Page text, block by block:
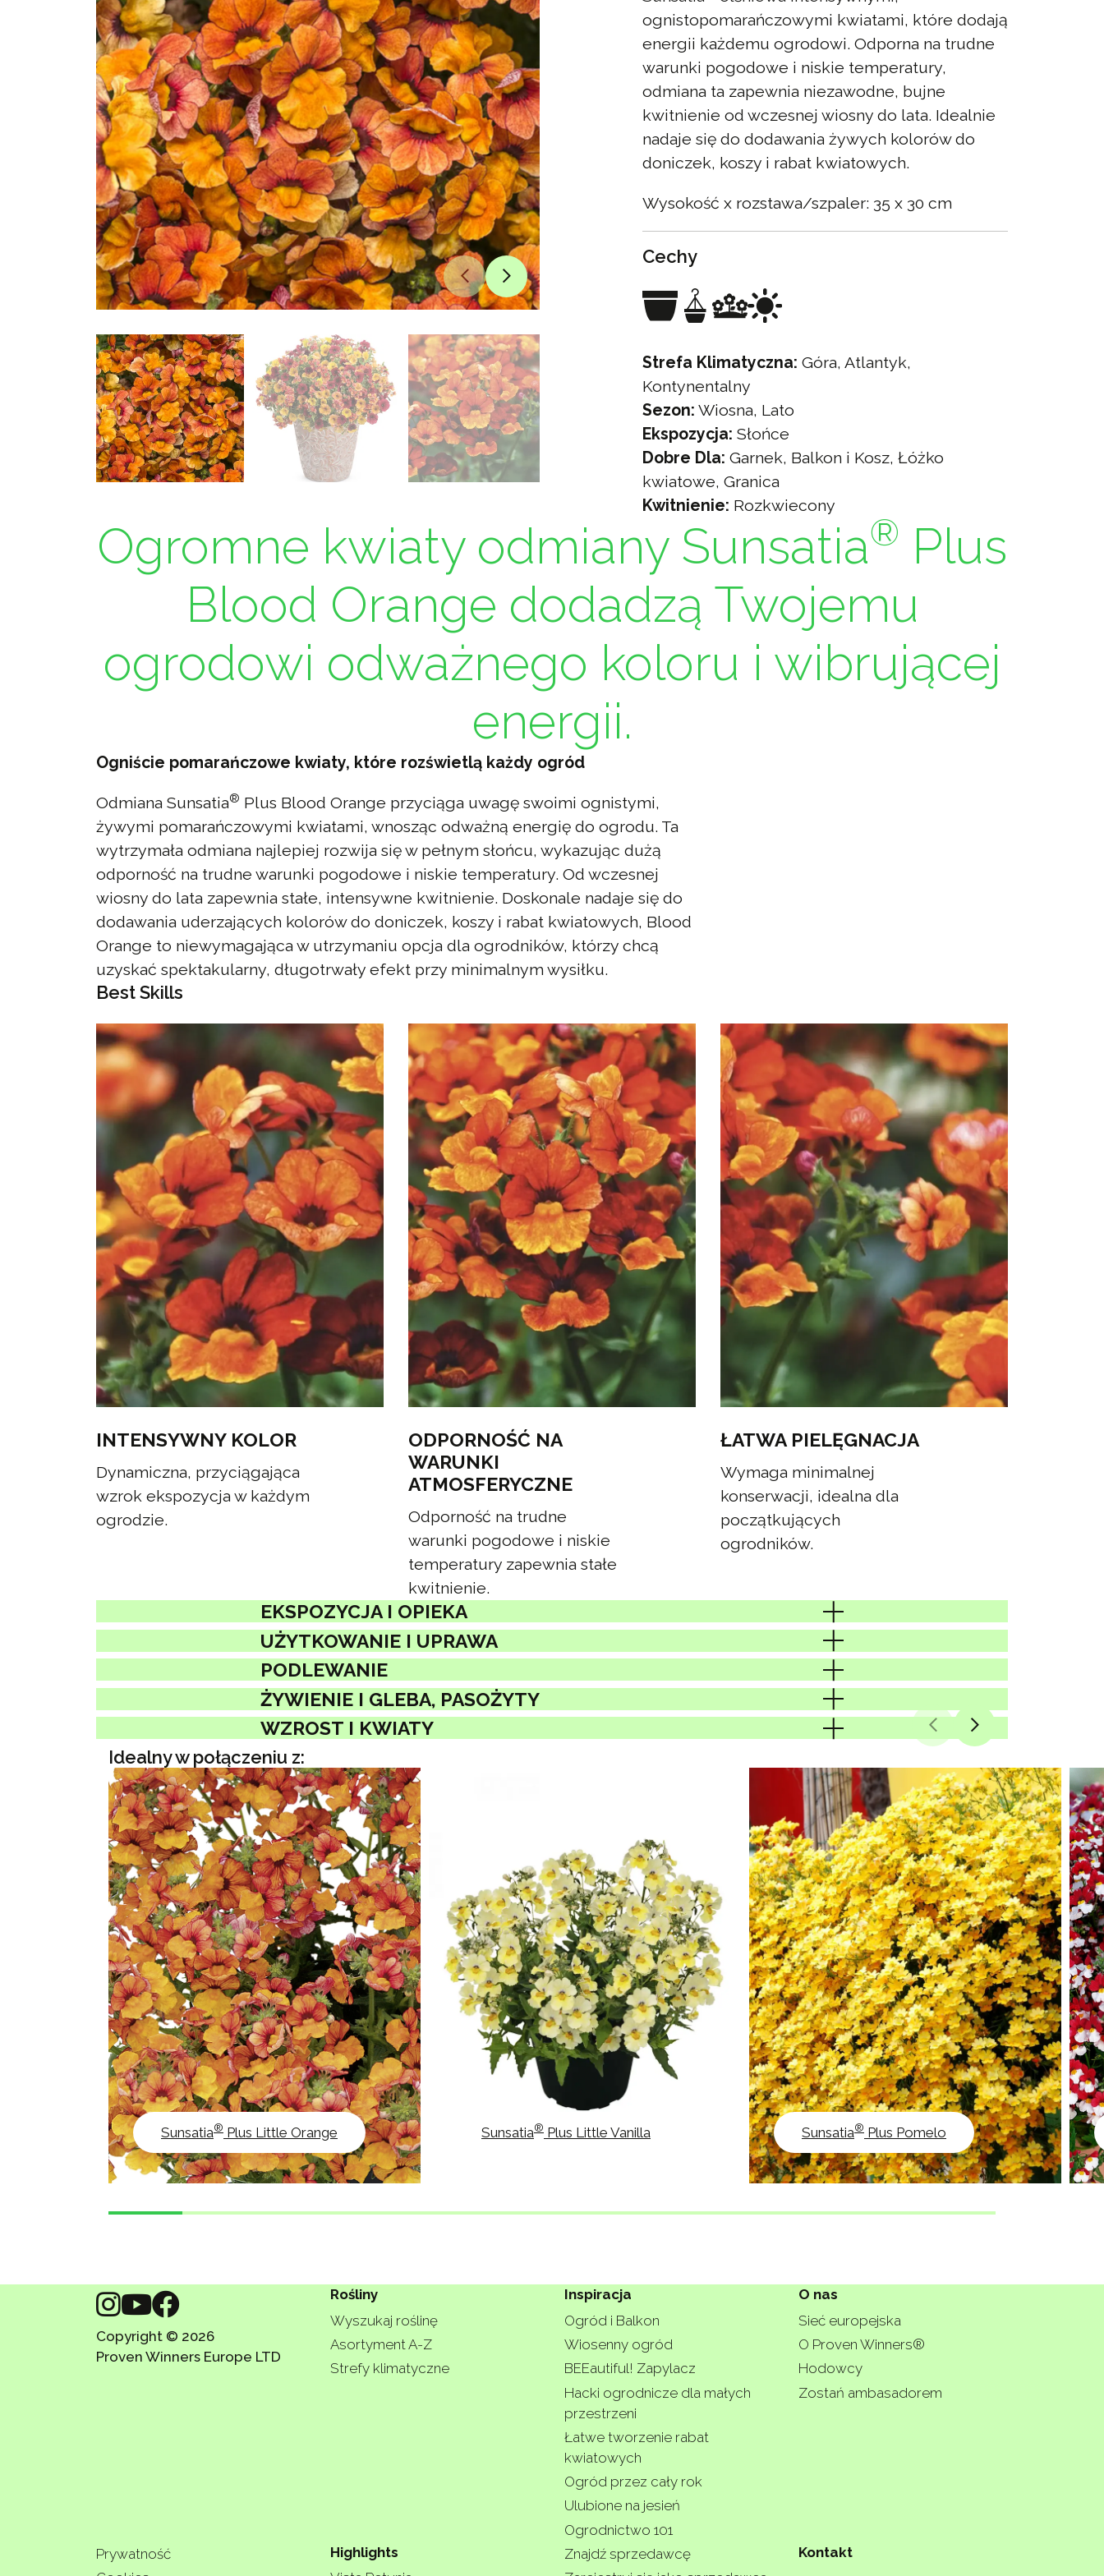
ognistopomarańczowymi kwiatami, które dodają
energii każdemu ogrodowi. Odporna na trudne
warunki pogodowe i niskie temperatury,
odmiana ta zapewnia niezawodne, bujne
kwitnienie od wczesnej wiosny do lata. Idealnie
nadaje się do dodawania żywych kolorów do
doniczek, koszy i rabat kwiatowych.
Wysokość x rozstawa/szpaler: 35 x 30 cm
Cechy
Strefa Klimatyczna: Góra, Atlantyk,
Kontynentalny
Sezon: Wiosna, Lato
Ekspozycja: Słońce
Dobre Dla: Garnek, Balkon i Kosz, Łóżko
kwiatowe, Granica
Kwitnienie: Rozkwiecony
Ogromne kwiaty odmiany Sunsatia® Plus
Blood Orange dodadzą Twojemu
ogrodowi odważnego koloru i wibrującej
energii.
Ogniście pomarańczowe kwiaty, które rozświetlą każdy ogród
Odmiana Sunsatia® Plus Blood Orange przyciąga uwagę swoimi ognistymi,
żywymi pomarańczowymi kwiatami, wnosząc odważną energię do ogrodu. Ta
wytrzymała odmiana najlepiej rozwija się w pełnym słońcu, wykazując dużą
odporność na trudne warunki pogodowe i niskie temperatury. Od wczesnej
wiosny do lata zapewnia stałe, intensywne kwitnienie. Doskonale nadaje się do
dodawania uderzających kolorów do doniczek, koszy i rabat kwiatowych, Blood
Orange to niewymagająca w utrzymaniu opcja dla ogrodników, którzy chcą
uzyskać spektakularny, długotrwały efekt przy minimalnym wysiłku.
Best Skills
INTENSYWNY KOLOR
Dynamiczna, przyciągająca
wzrok ekspozycja w każdym
ogrodzie.
ODPORNOŚĆ NA
WARUNKI
ATMOSFERYCZNE
Odporność na trudne
warunki pogodowe i niskie
temperatury zapewnia stałe
kwitnienie.
ŁATWA PIELĘGNACJA
Wymaga minimalnej
konserwacji, idealna dla
początkujących
ogrodników.
EKSPOZYCJA I OPIEKA
UŻYTKOWANIE I UPRAWA
PODLEWANIE
ŻYWIENIE I GLEBA, PASOŻYTY
WZROST I KWIATY
Idealny w połączeniu z:
Sunsatia® Plus Little Orange Sunsatia® Plus Little Vanilla Sunsatia® Plus Pomelo
Copyright © 2026
Proven Winners Europe LTD
Rośliny
Wyszukaj roślinę
Asortyment A-Z
Strefy klimatyczne
Inspiracja
Ogród i Balkon
Wiosenny ogród
BEEautiful! Zapylacz
Hacki ogrodnicze dla małych
przestrzeni
Łatwe tworzenie rabat
kwiatowych
Ogród przez cały rok
Ulubione na jesień
Ogrodnictwo 101
O nas
Sieć europejska
O Proven Winners®
Hodowcy
Zostań ambasadorem
Prywatność
Highlights
Znajdź sprzedawcę
Kontakt